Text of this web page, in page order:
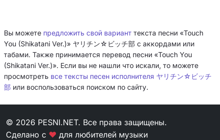
Вы можете предложить свой вариант текста песни «Touch
You (Shikatani Ver.)» ヤリチン☆ビッチ部 с аккордами или
табами. Также принимается перевод песни «Touch You
(Shikatani Ver.)». Если вы не нашли что искали, то можете
просмотреть все тексты песен исполнителя ヤリチン☆ビッチ
部 или воспользоваться поиском по сайту.
© 2026 PESNI.NET. Все права защищены.
Сделано с ❤ для любителей музыки